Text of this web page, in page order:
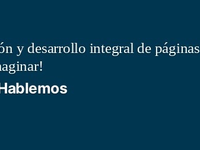
y desarrollo integral de páginas